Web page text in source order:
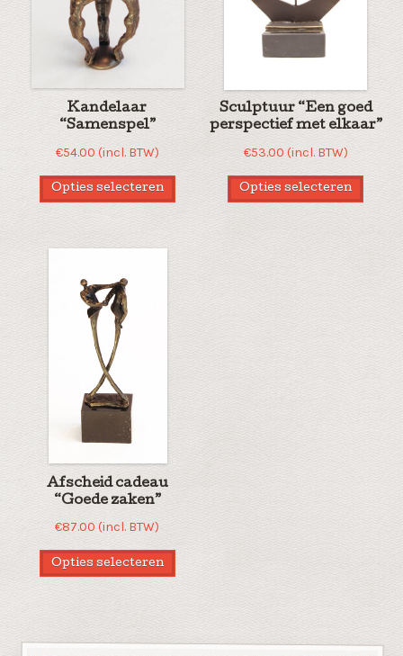
Kandelaar
“Samenspel”
€54.00 (incl. BTW)
Opties selecteren
Sculptuur “Een goed
perspectief met elkaar”
€53.00 (incl. BTW)
Opties selecteren
Afscheid cadeau
“Goede zaken”
€87.00 (incl. BTW)
Opties selecteren